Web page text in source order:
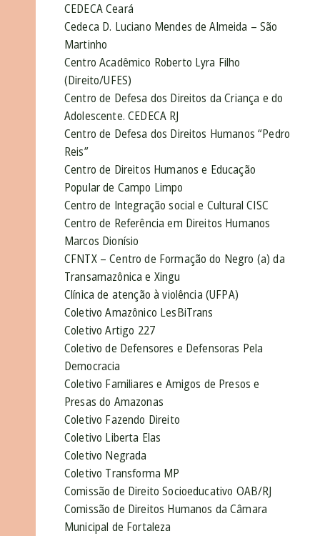
CEDECA Ceará
Cedeca D. Luciano Mendes de Almeida – São
Martinho
Centro Acadêmico Roberto Lyra Filho
(Direito/UFES)
Centro de Defesa dos Direitos da Criança e do
Adolescente. CEDECA RJ
Centro de Defesa dos Direitos Humanos “Pedro
Reis”
Centro de Direitos Humanos e Educação
Popular de Campo Limpo
Centro de Integração social e Cultural CISC
Centro de Referência em Direitos Humanos
Marcos Dionísio
CFNTX – Centro de Formação do Negro (a) da
Transamazônica e Xingu
Clínica de atenção à violência (UFPA)
Coletivo Amazônico LesBiTrans
Coletivo Artigo 227
Coletivo de Defensores e Defensoras Pela
Democracia
Coletivo Familiares e Amigos de Presos e
Presas do Amazonas
Coletivo Fazendo Direito
Coletivo Liberta Elas
Coletivo Negrada
Coletivo Transforma MP
Comissão de Direito Socioeducativo OAB/RJ
Comissão de Direitos Humanos da Câmara
Municipal de Fortaleza